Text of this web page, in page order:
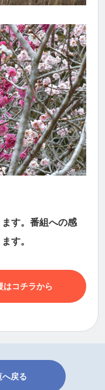
す。番組への感
す。
はコチラから
へ戻る